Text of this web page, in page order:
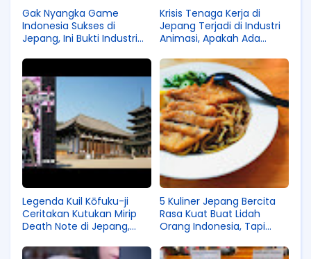
Gak Nyangka Game
Indonesia Sukses di
Jepang, Ini Bukti Industri
Hebat!
Krisis Tenaga Kerja di
Jepang Terjadi di Industri
Animasi, Apakah Ada
Legenda Kuil Kōfuku-ji
Ceritakan Kutukan Mirip
Death Note di Jepang,
5 Kuliner Jepang Bercita
Rasa Kuat Buat Lidah
Orang Indonesia, Tapi
Tahu?